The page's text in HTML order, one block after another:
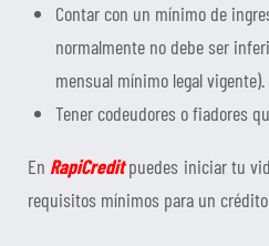
Contar con un mínimo de
normalmente no debe ser
mensual mínimo legal vigente).
Tener codeudores o fiadores
En RapiCreditpuedes iniciar tu
requisitos mínimos para un